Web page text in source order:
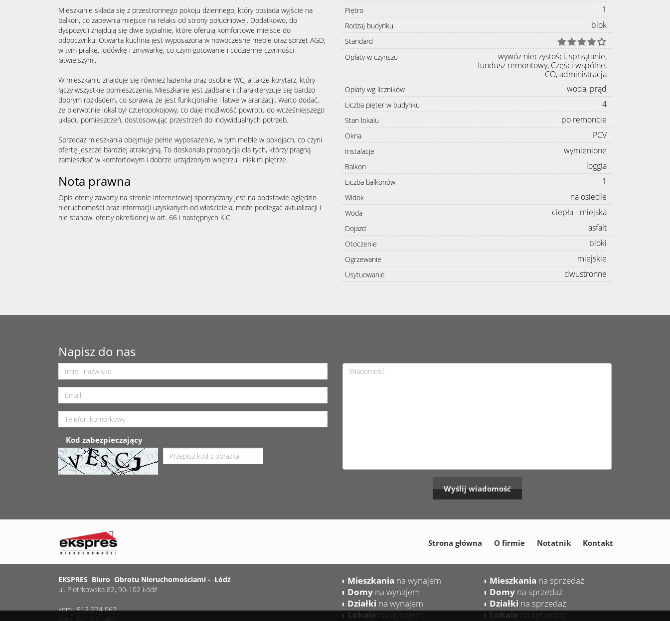
Mieszkanie składa się z przestronnego pokoju dziennego, który posiada wyjście na
balkon, co zapewnia miejsce na relaks od strony południowej. Dodatkowo, do
dyspozycji znajdują się dwie sypialnie, które oferują komfortowe miejsce do
odpoczynku. Otwarta kuchnia jest wyposażona w nowoczesne meble oraz sprzęt AGD,
w tym pralkę, lodówkę i zmywarkę, co czyni gotowanie i codzienne czynności
łatwiejszymi.
W mieszkaniu znajduje się również łazienka oraz osobne WC, a także korytarz, który
łączy wszystkie pomieszczenia. Mieszkanie jest zadbane i charakteryzuje się bardzo
dobrym rozkładem, co sprawia, że jest funkcjonalne i łatwe w aranżacji. Warto dodać,
że pierwotnie lokal był czteropokojowy, co daje możliwość powrotu do wcześniejszego
układu pomieszczeń, dostosowując przestrzeń do indywidualnych potrzeb.
Sprzedaż mieszkania obejmuje pełne wyposażenie, w tym meble w pokojach, co czyni
ofertę jeszcze bardziej atrakcyjną. To doskonała propozycja dla tych, którzy pragną
zamieszkać w komfortowym i dobrze urządzonym wnętrzu i niskim piętrze.
Nota prawna
Opis oferty zawarty na stronie internetowej sporządzany jest na podstawie oględzin
nieruchomości oraz informacji uzyskanych od właściciela, może podlegać aktualizacji i
nie stanowi oferty określonej w art. 66 i następnych K.C.
Piętro 1
Rodzaj budynku blok
Standard
Opłaty w czynszu
wywóz nieczystości, sprzątanie,
fundusz remontowy, Części wspólne,
CO, administracja
Opłaty wg liczników woda, prąd
Liczba pięter w budynku 4
Stan lokalu po remoncie
Okna PCV
Instalacje wymienione
Balkon loggia
Liczba balkonów 1
Widok na osiedle
Woda ciepła - miejska
Dojazd asfalt
Otoczenie bloki
Ogrzewanie miejskie
Usytuowanie dwustronne
Napisz do nas
Kod zabezpieczający
Strona główna O firmie Notatnik Kontakt
EKSPRES Biuro Obrotu Nieruchomościami - Łódź
ul. Piotrkowska 82, 90-102 Łódź
kom.: 512 274 067
Mieszkania na wynajem
Domy na wynajem
Działki na wynajem
Lokale na wynajem
Mieszkania na sprzedaż
Domy na sprzedaż
Działki na sprzedaż
Lokale na sprzedaż